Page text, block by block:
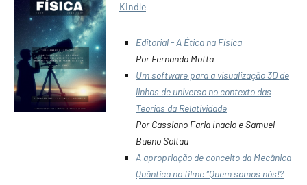
Kindle
Editorial - A Ética na Física
Por Fernanda Motta
Um software para a visualização 3D de
linhas de universo no contexto das
Teorias da Relatividade
Por Cassiano Faria Inacio e Samuel
Bueno Soltau
A apropriação de conceito da Mecânica
Quântica no filme “Quem somos nós!?